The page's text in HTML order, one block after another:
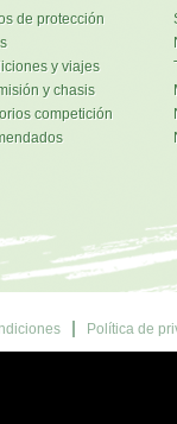
de protección
y viajes
y chasis
competición
Política de